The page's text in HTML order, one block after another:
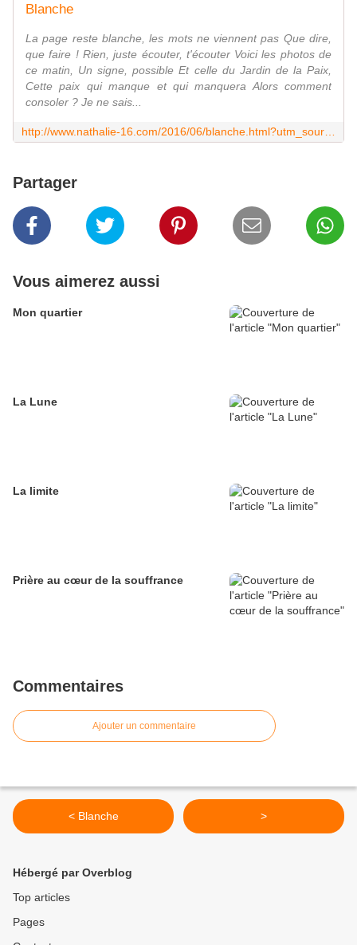
Blanche
La page reste blanche, les mots ne viennent pas Que dire,
que faire ! Rien, juste écouter, t'écouter Voici les photos de
ce matin, Un signe, possible Et celle du Jardin de la Paix,
Cette paix qui manque et qui manquera Alors comment
consoler ? Je ne sais...
Partager
Vous aimerez aussi
Mon quartier
La Lune
La limite
Prière au cœur de la souffrance
Commentaires
Ajouter un commentaire
< Blanche >
Hébergé par Overblog
Top articles
Pages